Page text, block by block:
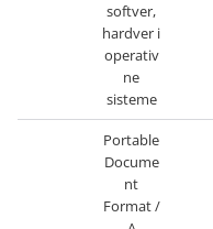
softver,
hardver i
operativ
ne
sisteme
Portable
Docume
nt
Format /